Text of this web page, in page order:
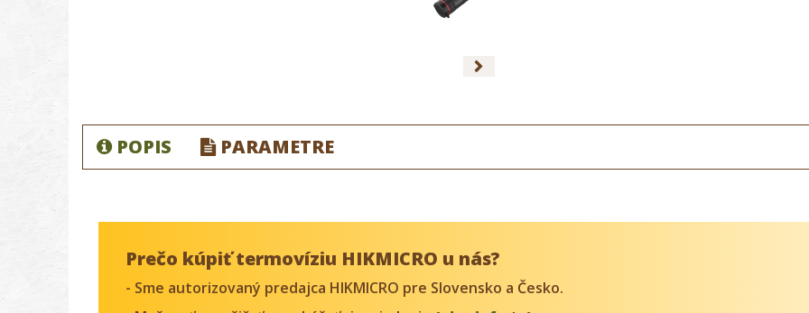
POPIS PARAMETRE
Prečo kúpiť termovíziu HIKMICRO u nás?
- Sme autorizovaný predajca HIKMICRO pre Slovensko a Česko.